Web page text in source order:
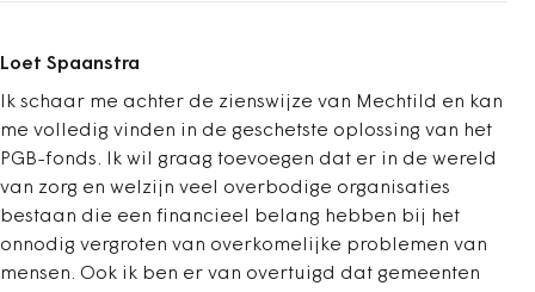
Loet Spaanstra
Ik schaar me achter de zienswijze van Mechtild en kan
me volledig vinden in de geschetste oplossing van het
PGB-fonds. Ik wil graag toevoegen dat er in de wereld
van zorg en welzijn veel overbodige organisaties
bestaan die een financieel belang hebben bij het
onnodig vergroten van overkomelijke problemen van
mensen. Ook ik ben er van overtuigd dat gemeenten